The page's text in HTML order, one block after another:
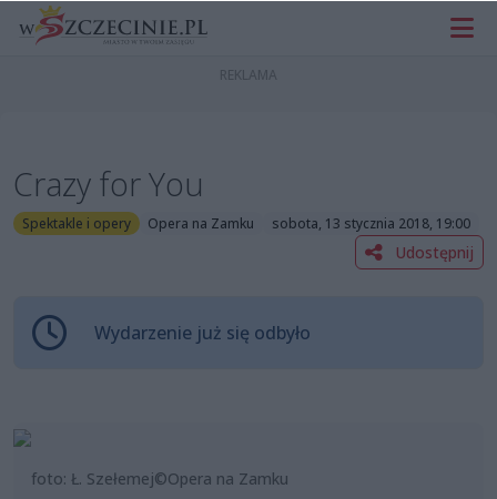
Crazy for You
Spektakle i opery Opera na Zamku sobota, 13 stycznia 2018, 19:00
Udostępnij
Wydarzenie już się odbyło
foto: Ł. Szełemej©Opera na Zamku